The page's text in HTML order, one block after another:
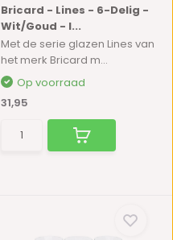
Bricard - Lines - 6-Delig -
Wit/Goud - I...
Met de serie glazen Lines van
het merk Bricard m...
Op voorraad
31,95